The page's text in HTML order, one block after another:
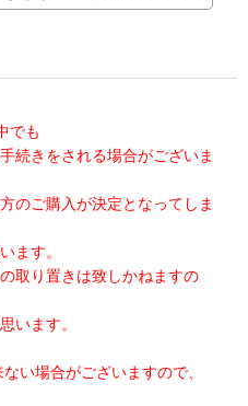
でも
続きをされる場合がございま
のご購入が決定となってしま
ます。
取り置きは致しかねますの
います。
い場合がございますので、